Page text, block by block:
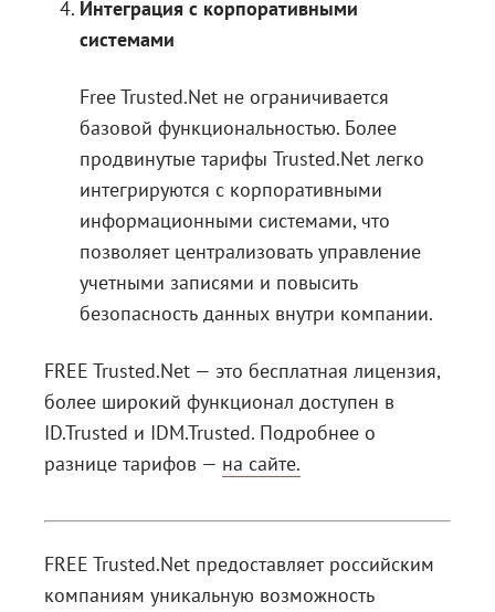
Интеграция с корпоративными
системами
Free Trusted.Net не ограничивается
базовой функциональностью. Более
продвинутые тарифы Trusted.Net легко
интегрируются с корпоративными
информационными системами, что
позволяет централизовать управление
учетными записями и повысить
безопасность данных внутри компании.
FREE Trusted.Net — это бесплатная лицензия,
более широкий функционал доступен в
ID.Trusted и IDM.Trusted. Подробнее о
разнице тарифов — на сайте.
FREE Trusted.Net предоставляет российским
компаниям уникальную возможность